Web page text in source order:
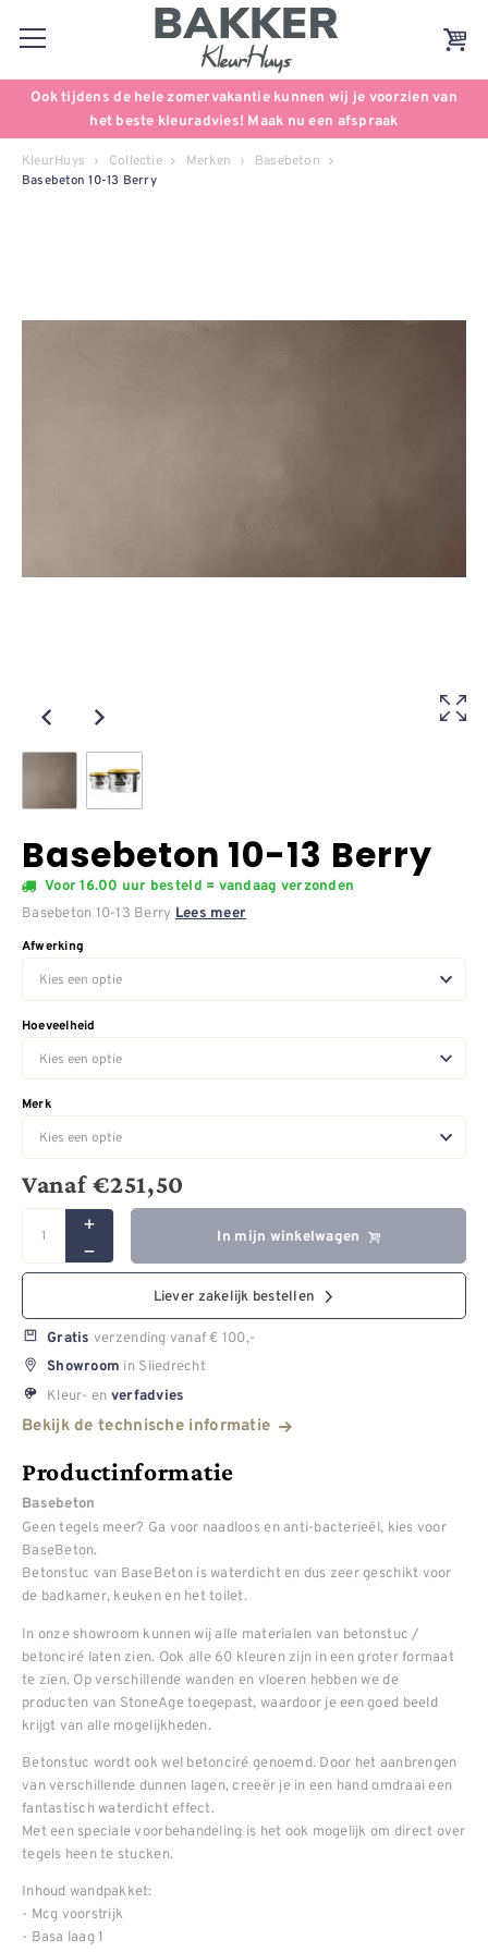
Ook tijdens de hele zomervakantie kunnen wij je voorzien van
het beste kleuradvies! Maak nu een afspraak
KleurHuys Collectie Merken Basebeton
Basebeton 10-13 Berry
Basebeton 10-13 Berry
Voor 16.00 uur besteld = vandaag verzonden
Basebeton 10-13 Berry Lees meer
Afwerking
Hoeveelheid
Merk
Vanaf€251,50
In mijn winkelwagen
Liever zakelijk bestellen
Gratis verzending vanaf € 100,-
Showroom in Sliedrecht
Kleur- en verfadvies
Bekijk de technische informatie
Productinformatie
Basebeton
Geen tegels meer? Ga voor naadloos en anti-bacterieël, kies voor
BaseBeton.
Betonstuc van BaseBeton is waterdicht en dus zeer geschikt voor
de badkamer, keuken en het toilet.
In onze showroom kunnen wij alle materialen van betonstuc /
betonciré laten zien. Ook alle 60 kleuren zijn in een groter formaat
te zien. Op verschillende wanden en vloeren hebben we de
producten van StoneAge toegepast, waardoor je een goed beeld
krijgt van alle mogelijkheden.
Betonstuc wordt ook wel betonciré genoemd. Door het aanbrengen
van verschillende dunnen lagen, creeër je in een hand omdraai een
fantastisch waterdicht effect.
Met een speciale voorbehandeling is het ook mogelijk om direct over
tegels heen te stucken.
Inhoud wandpakket:
- Mcg voorstrijk
- Basa laag 1